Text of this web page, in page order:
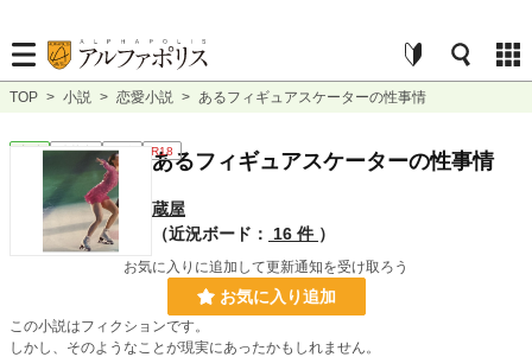
TOP > 小説 > 恋愛小説 > あるフィギュアスケーターの性事情
連載中 短編 R18
あるフィギュアスケーターの性事情
蔵屋
（近況ボード：
16 件 ）
お気に入りに追加して更新通知を受け取ろう
お気に入り追加
この小説はフィクションです。
しかし、そのようなことが現実にあったかもしれません。